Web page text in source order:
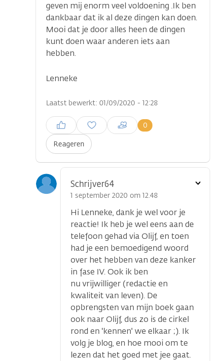
geven mij enorm veel voldoening .Ik ben
dankbaar dat ik al deze dingen kan doen.
Mooi dat je door alles heen de dingen
kunt doen waar anderen iets aan
hebben.
Lenneke
Laatst bewerkt: 01/09/2020 - 12:28
Reageren
0
Inloggen om een reactie te
plaatsen
Schrijver64
1 september 2020 om 12.48
Hi Lenneke, dank je wel voor je
reactie! Ik heb je wel eens aan de
telefoon gehad via Olijf, en toen
had je een bemoedigend woord
over het hebben van deze kanker
in fase IV. Ook ik ben
nu vrijwilliger (redactie en
kwaliteit van leven). De
opbrengsten van mijn boek gaan
ook naar Olijf, dus zo is de cirkel
rond en 'kennen' we elkaar ;). Ik
volg je blog, en hoe mooi om te
lezen dat het goed met jee gaat.
Toon